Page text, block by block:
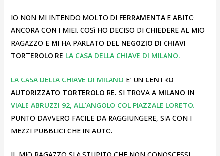
IO NON MI INTENDO MOLTO DI FERRAMENTA E ABITO
ANCORA CON I MIEI. COSì HO DECISO DI CHIEDERE AL MIO
RAGAZZO E MI HA PARLATO DEL NEGOZIO DI CHIAVI
TORTEROLO RE LA CASA DELLA CHIAVE DI MILANO.
LA CASA DELLA CHIAVE DI MILANO E’ UN CENTRO
AUTORIZZATO TORTEROLO RE. SI TROVA A MILANO IN
VIALE ABRUZZI 92, ALL’ANGOLO COL PIAZZALE LORETO.
PUNTO DAVVERO FACILE DA RAGGIUNGERE, SIA CON I
MEZZI PUBBLICI CHE IN AUTO.